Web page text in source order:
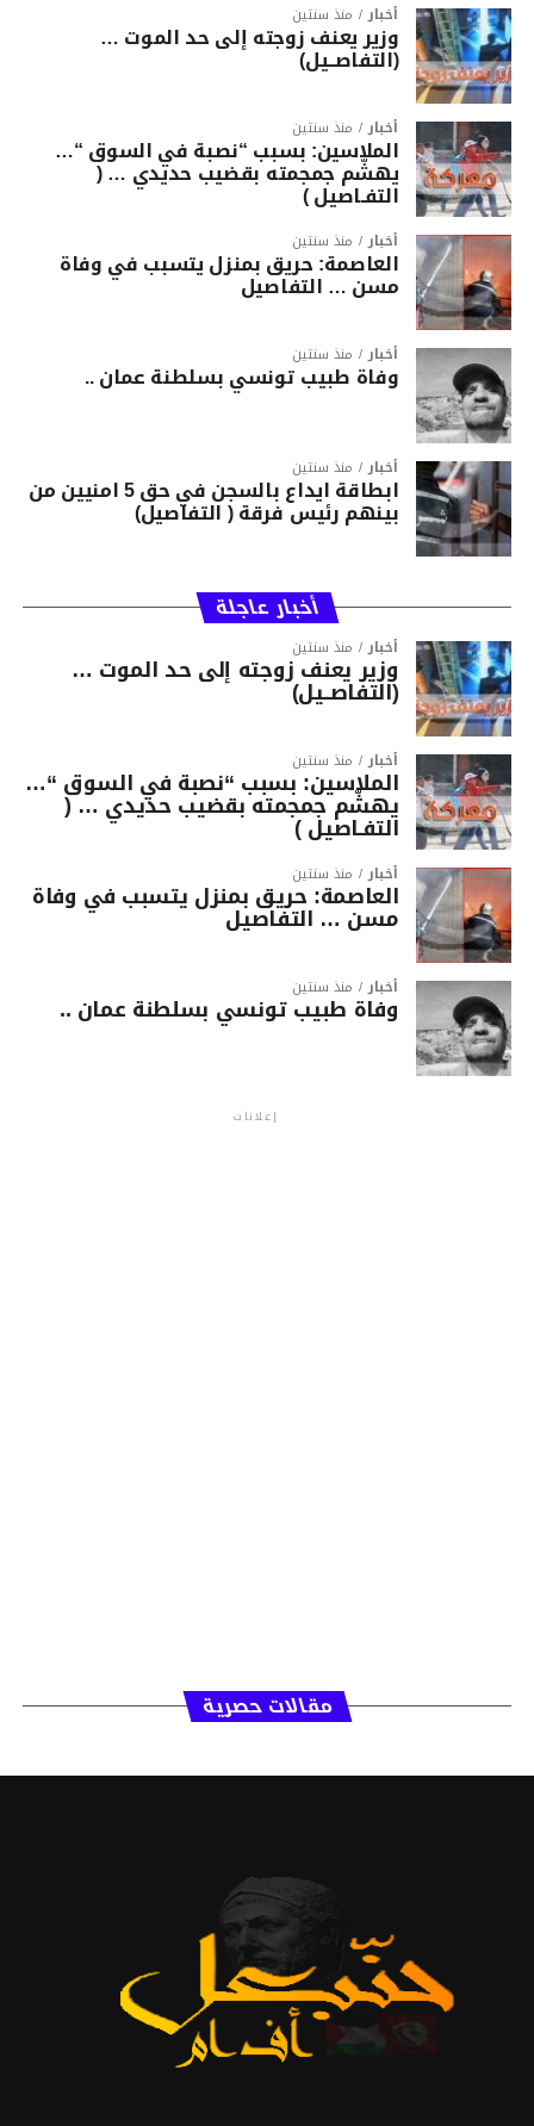
أخبار منذ سنتين
وزير يعنف زوجته إلى حد الموت …
(التفاصــيل)
أخبار منذ سنتين
الملاسين: بسبب “نصبة في السوق “…
يهشّم جمجمته بقضيب حديدي … (
التفـاصيل )
أخبار منذ سنتين
العاصمة: حريق بمنزل يتسبب في وفاة
مسن … التفاصيل
أخبار منذ سنتين
وفاة طبيب تونسي بسلطنة عمان ..
أخبار منذ سنتين
ابطاقة ايداع بالسجن في حق 5 امنيين من
بينهم رئيس فرقة ( التفاصيل)
أخبار عاجلة
أخبار منذ سنتين
وزير يعنف زوجته إلى حد الموت …
(التفاصــيل)
أخبار منذ سنتين
الملاسين: بسبب “نصبة في السوق “…
يهشّم جمجمته بقضيب حديدي … (
التفـاصيل )
أخبار منذ سنتين
العاصمة: حريق بمنزل يتسبب في وفاة
مسن … التفاصيل
أخبار منذ سنتين
وفاة طبيب تونسي بسلطنة عمان ..
إعلانات
مقالات حصرية